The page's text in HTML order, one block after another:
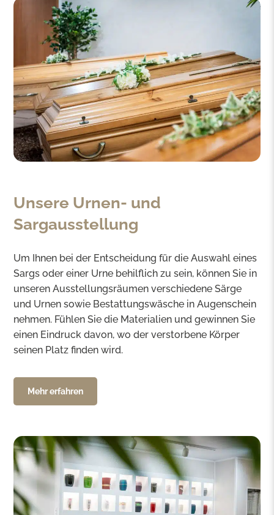
Unsere Urnen- und
Sargausstellung
Um Ihnen bei der Entscheidung für die Auswahl eines
Sargs oder einer Urne behilflich zu sein, können Sie in
unseren Ausstellungsräumen verschiedene Särge
und Urnen sowie Bestattungswäsche in Augenschein
nehmen. Fühlen Sie die Materialien und gewinnen Sie
einen Eindruck davon, wo der verstorbene Körper
seinen Platz finden wird.
Mehr erfahren